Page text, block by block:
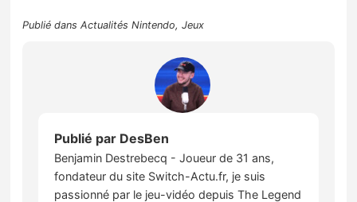
Publié dansActualités Nintendo,Jeux
Publié par DesBen
Benjamin Destrebecq - Joueur de 31 ans,
fondateur du site Switch-Actu.fr, je suis
passionné par le jeu-vidéo depuis The Legend